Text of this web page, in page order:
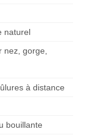
naturel
gorge,
à distance
bouillante